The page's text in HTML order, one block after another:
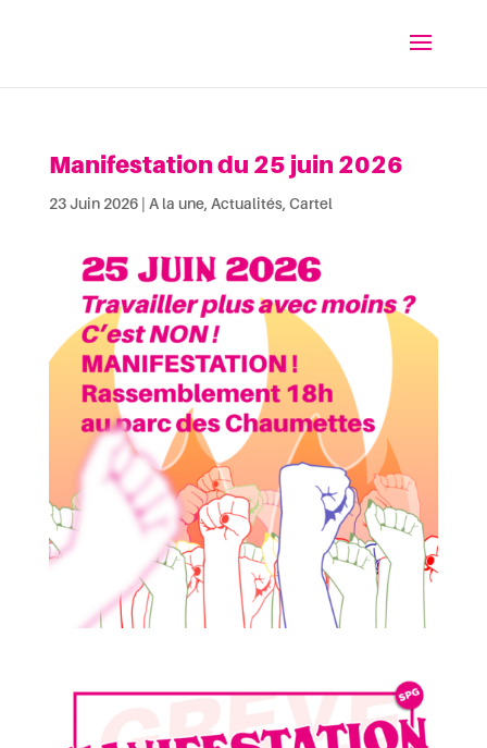
Manifestation du 25 juin 2026
23 Juin 2026| A la une, Actualités, Cartel